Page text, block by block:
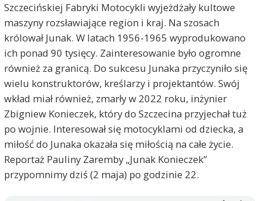
Szczecińskiej Fabryki Motocykli wyjeżdżały kultowe
maszyny rozsławiające region i kraj. Na szosach
królował Junak. W latach 1956-1965 wyprodukowano
ich ponad 90 tysięcy. Zainteresowanie było ogromne
również za granicą. Do sukcesu Junaka przyczyniło się
wielu konstruktorów, kreślarzy i projektantów. Swój
wkład miał również, zmarły w 2022 roku, inżynier
Zbigniew Konieczek, który do Szczecina przyjechał tuż
po wojnie. Interesował się motocyklami od dziecka, a
miłość do Junaka okazała się miłością na całe życie.
Reportaż Pauliny Zaremby „Junak Konieczek”
przypomnimy dziś (2 maja) po godzinie 22.